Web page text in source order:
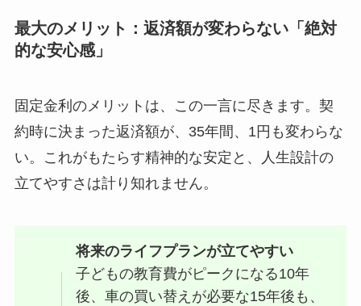
最大のメリット：返済額が変わらない「絶対
的な安心感」
固定金利のメリットは、この一言に尽きます。契
約時に決まった返済額が、35年間、1円も変わらな
い。これがもたらす精神的な安定と、人生設計の
立てやすさは計り知れません。
将来のライフプランが立てやすい
子どもの教育費がピークになる10年
後、車の買い替えが必要な15年後も、